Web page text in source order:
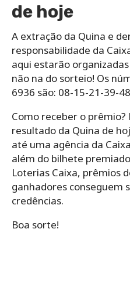
de hoje
A extração da Quina e
responsabilidade da
aqui estarão
não na do sorteio! Os
6936 são: 08-15-21-39-48
Como receber o
resultado da Quina de
até uma agência da
além do bilhete
Loterias Caixa, prêmios
ganhadores conseguem
credências.
Boa sorte!